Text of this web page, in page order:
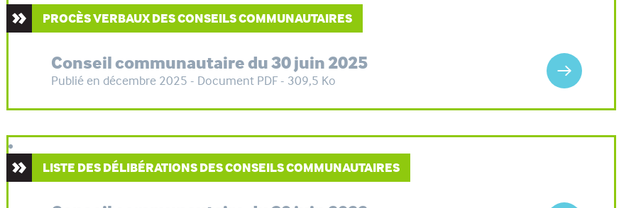
PROCÈS VERBAUX DES CONSEILS COMMUNAUTAIRES
Conseil communautaire du 30 juin 2025
Publié en décembre 2025 - Document PDF - 309,5 Ko
LISTE DES DÉLIBÉRATIONS DES CONSEILS COMMUNAUTAIRES